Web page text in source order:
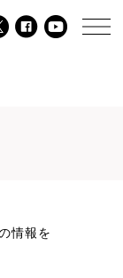
情報を